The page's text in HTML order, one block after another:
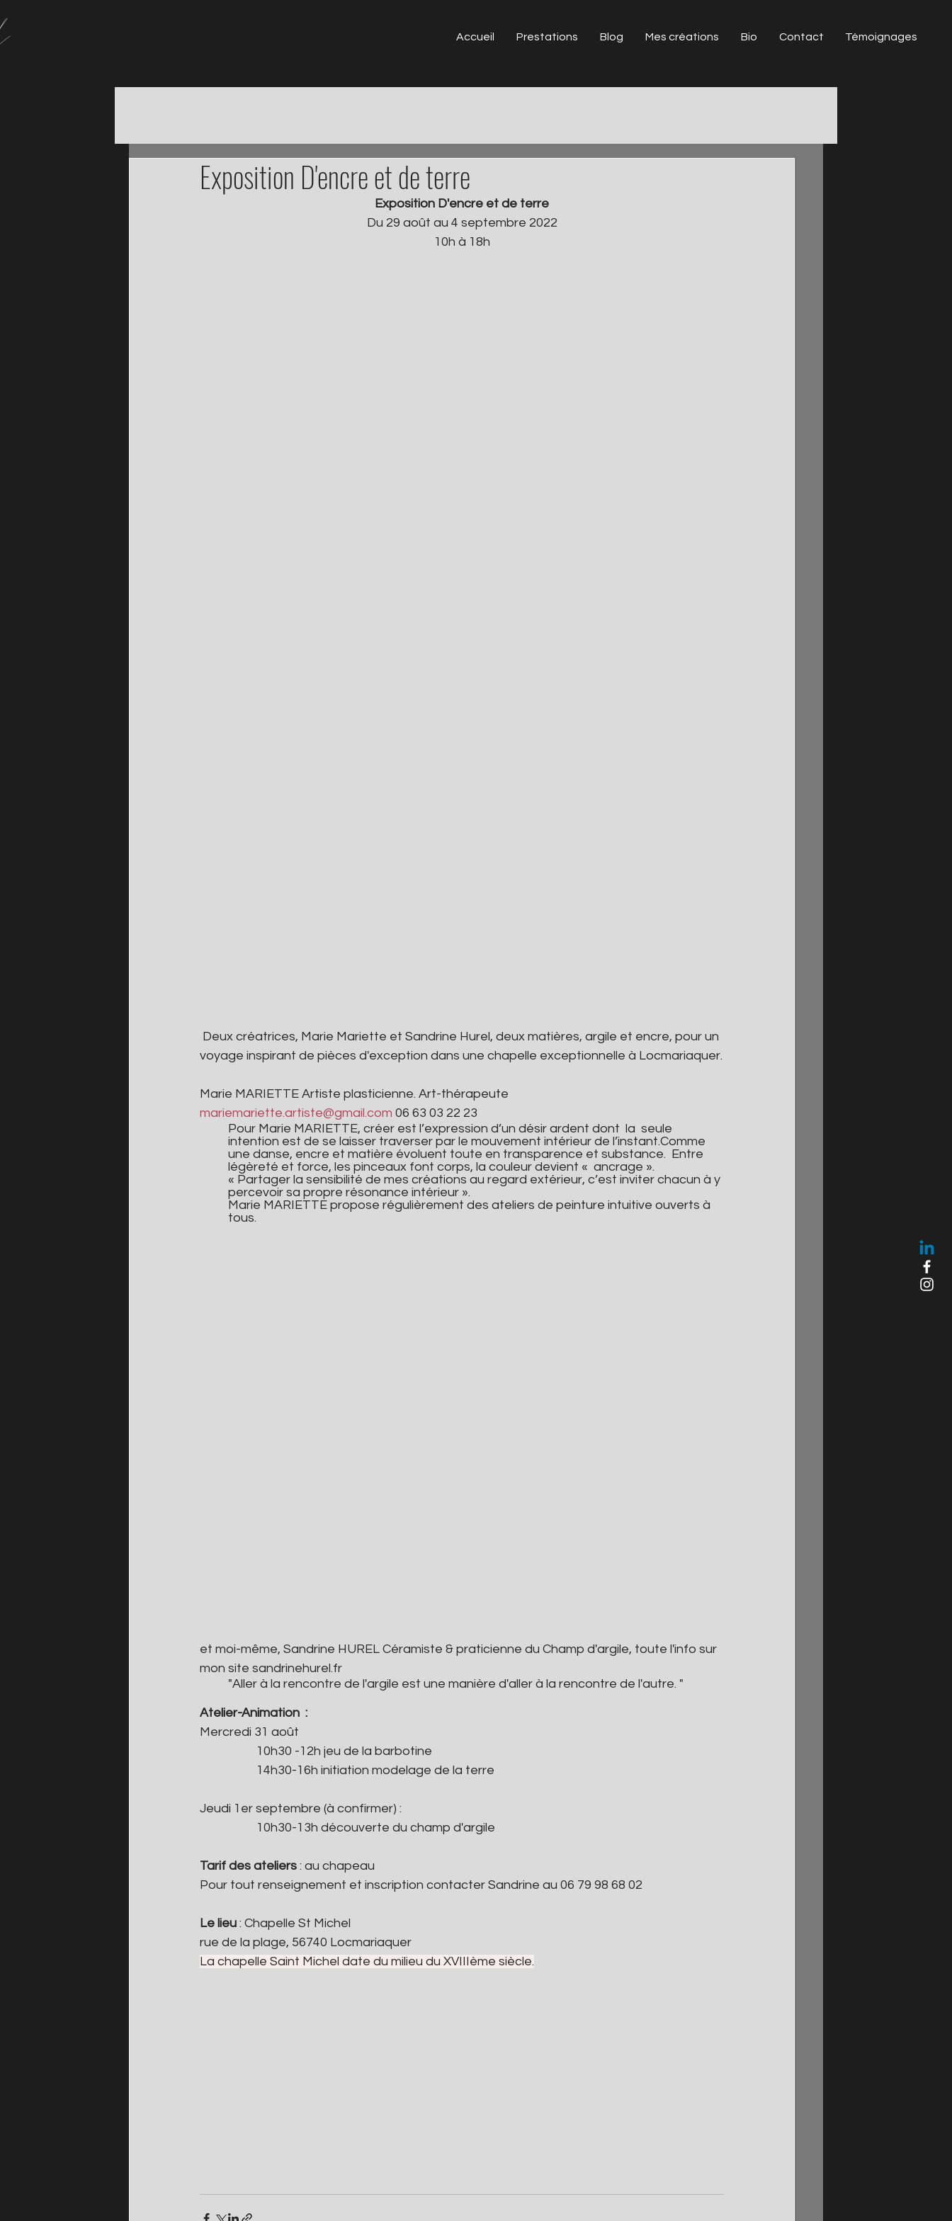
Accueil Prestations Blog Mes créations Bio Contact Témoignages
Exposition D'encre et de terre
Exposition D'encre et de terre
Du 29 août au 4 septembre 2022
10h à 18h
voyage inspirant de pièces d'exception dans une chapelle exceptionnelle à Locmariaquer.
Marie MARIETTE Artiste plasticienne. Art-thérapeute
mariemariette.artiste@gmail.com 06 63 03 22 23
Pour Marie MARIETTE, créer est l’expression d’un désir ardent dont  la  seule
intention est de se laisser traverser par le mouvement intérieur de l’instant.Comme
une danse, encre et matière évoluent toute en transparence et substance.  Entre
légèreté et force, les pinceaux font corps, la couleur devient «  ancrage ».
« Partager la sensibilité de mes créations au regard extérieur, c’est inviter chacun à y
percevoir sa propre résonance intérieur ».
Marie MARIETTE propose régulièrement des ateliers de peinture intuitive ouverts à
tous.
et moi-même, Sandrine HUREL Céramiste & praticienne du Champ d'argile, toute l'info sur
mon site sandrinehurel.fr
"Aller à la rencontre de l'argile est une manière d'aller à la rencontre de l'autre. "
Atelier-Animation  :
Mercredi 31 août
10h30 -12h jeu de la barbotine
14h30-16h initiation modelage de la terre
Jeudi 1er septembre (à confirmer) :
	10h30-13h découverte du champ d'argile
Tarif des ateliers : au chapeau
Pour tout renseignement et inscription contacter Sandrine au 06 79 98 68 02
Le lieu : Chapelle St Michel
rue de la plage, 56740 Locmariaquer
La chapelle Saint Michel date du milieu du XVIIIème siècle.